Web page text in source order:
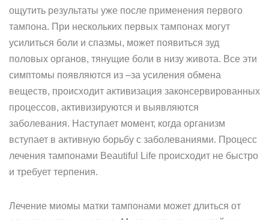
ощутить результаты уже после применения первого
тампона. При нескольких первых тампонах могут
усилиться боли и спазмы, может появиться зуд
половых органов, тянущие боли в низу живота. Все эти
симптомы появляются из –за усиления обмена
веществ, происходит активизация законсервированных
процессов, активизируются и выявляются
заболевания. Наступает момент, когда организм
вступает в активную борьбу с заболеваниями. Процесс
лечения тампонами Beautiful Life происходит не быстро
и требует терпения.
Лечение миомы матки тампонами может длиться от